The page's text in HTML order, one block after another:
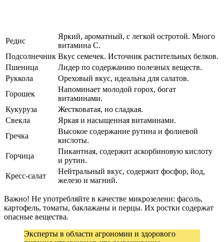
Редис
Яркий, ароматный, с легкой остротой. Много
витамина С.
Подсолнечник Вкус семечек. Источник растительных белков.
Пшеница
Лидер по содержанию полезных веществ.
Руккола
Ореховый вкус, идеальна для салатов.
Горошек
Напоминает молодой горох, богат
витаминами.
Кукуруза
Жестковатая, но сладкая.
Свекла
Яркая и насыщенная витаминами.
Гречка
Высокое содержание рутина и фолиевой
кислоты.
Горчица
Пикантная, содержит аскорбиновую кислоту
и рутин.
Кресс-салат
Нейтральный вкус, содержит фосфор, йод,
железо и магний.
Важно! Не употребляйте в качестве микрозелени: фасоль,
картофель, томаты, баклажаны и перцы. Их ростки содержат
опасные вещества.
Эксперты в области агрономии и здорового